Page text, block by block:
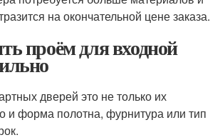
на окончательной цене заказа.
проём для входной
дверей это не только их
и форма полотна, фурнитура или тип